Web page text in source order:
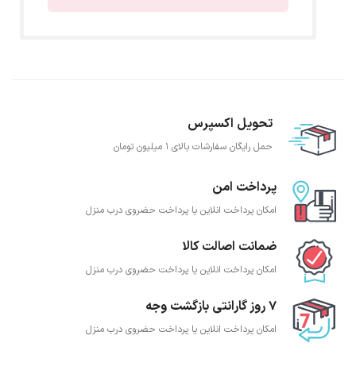
تحویل اکسپرس
حمل رایگان سفارشات بالای 1 میلیون تومان
پرداخت امن
امکان پرداخت انلاین یا پرداخت حضروی درب منزل
ضمانت اصالت کالا
امکان پرداخت انلاین یا پرداخت حضروی درب منزل
7 روز گارانتی بازگشت وجه
امکان پرداخت انلاین یا پرداخت حضروی درب منزل